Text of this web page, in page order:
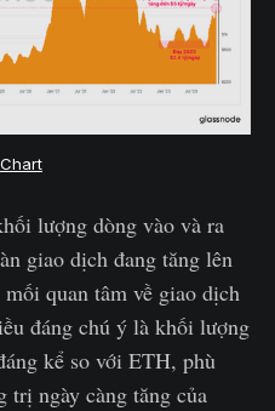
lượng dòng vào và ra
giao dịch đang tăng lên
quan tâm về giao dịch
đáng chú ý là khối lượng
kể so với ETH, phù
trị ngày càng tăng của